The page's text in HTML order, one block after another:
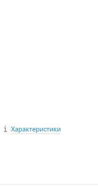
Характеристики